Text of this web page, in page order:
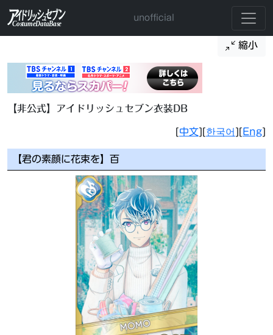
unofficial
縮小
【非公式】アイドリッシュセブン衣装DB
[中文][한국어 ][Eng]
【君の素顔に花束を】百